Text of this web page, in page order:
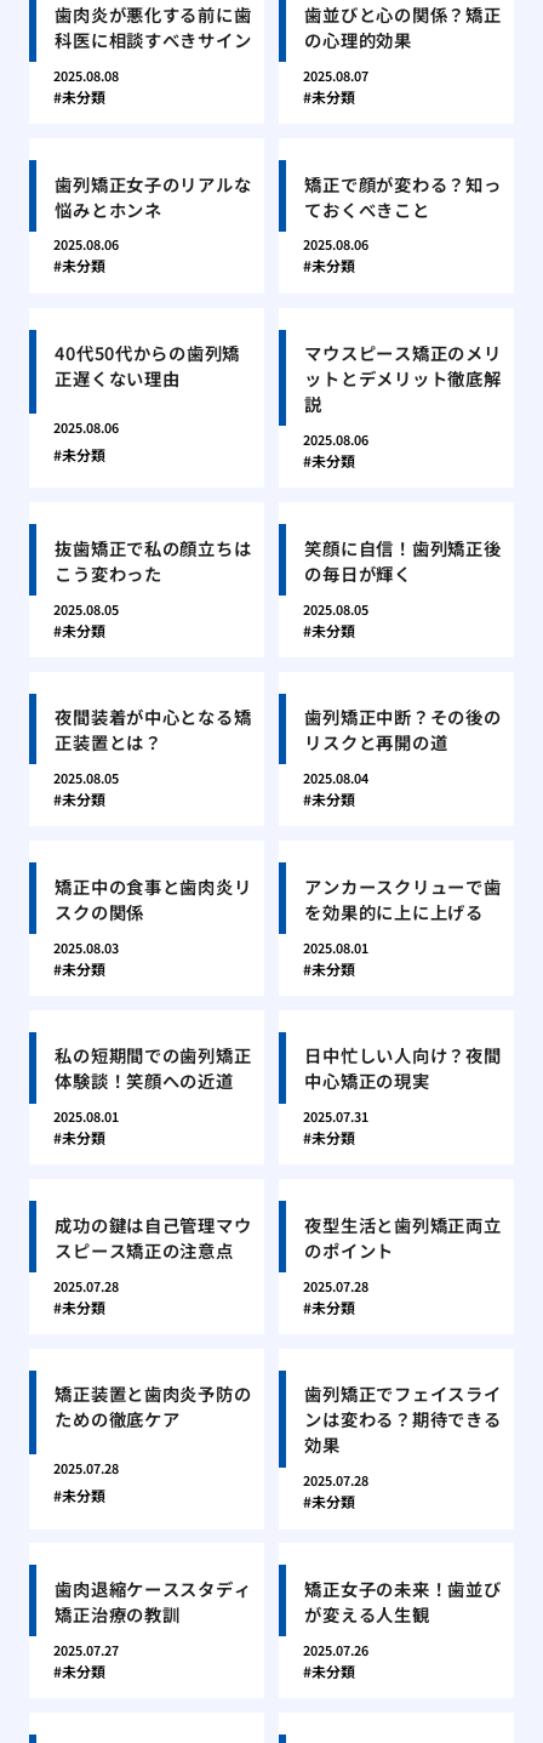
歯肉炎が悪化する前に歯
科医に相談すべきサイン
2025.08.08
未分類
歯並びと心の関係？矯正
の心理的効果
2025.08.07
未分類
歯列矯正女子のリアルな
悩みとホンネ
2025.08.06
未分類
矯正で顔が変わる？知っ
ておくべきこと
2025.08.06
未分類
40代50代からの歯列矯
正遅くない理由
2025.08.06
未分類
マウスピース矯正のメリ
ットとデメリット徹底解
説
2025.08.06
未分類
抜歯矯正で私の顔立ちは
こう変わった
2025.08.05
未分類
笑顔に自信！歯列矯正後
の毎日が輝く
2025.08.05
未分類
夜間装着が中心となる矯
正装置とは？
2025.08.05
未分類
歯列矯正中断？その後の
リスクと再開の道
2025.08.04
未分類
矯正中の食事と歯肉炎リ
スクの関係
2025.08.03
未分類
アンカースクリューで歯
を効果的に上に上げる
2025.08.01
未分類
私の短期間での歯列矯正
体験談！笑顔への近道
2025.08.01
未分類
日中忙しい人向け？夜間
中心矯正の現実
2025.07.31
未分類
成功の鍵は自己管理マウ
スピース矯正の注意点
2025.07.28
未分類
夜型生活と歯列矯正両立
のポイント
2025.07.28
未分類
矯正装置と歯肉炎予防の
ための徹底ケア
2025.07.28
未分類
歯列矯正でフェイスライ
ンは変わる？期待できる
効果
2025.07.28
未分類
歯肉退縮ケーススタディ
矯正治療の教訓
2025.07.27
未分類
矯正女子の未来！歯並び
が変える人生観
2025.07.26
未分類